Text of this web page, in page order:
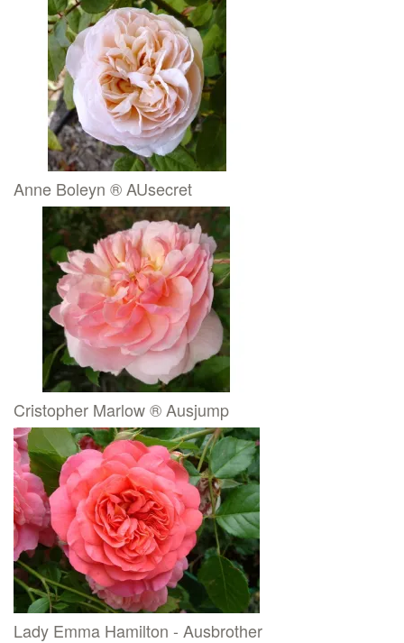
Anne Boleyn ® AUsecret
Cristopher Marlow ® Ausjump
Lady Emma Hamilton - Ausbrother